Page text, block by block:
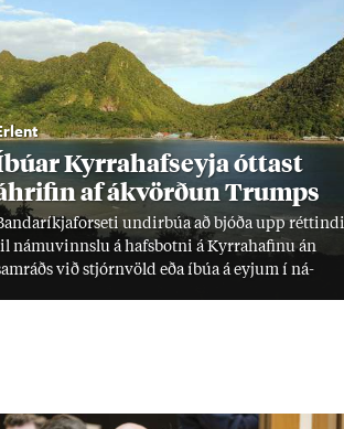
Kyrra­hafs­eyja ótt­ast
af ákvörð­un Trumps
und­ir­búa að bjóða upp rétt­indi
námu­vinnslu á hafs­botni á Kyrra­haf­inu án
við stjórn­völd eða íbúa á eyj­um í ná­